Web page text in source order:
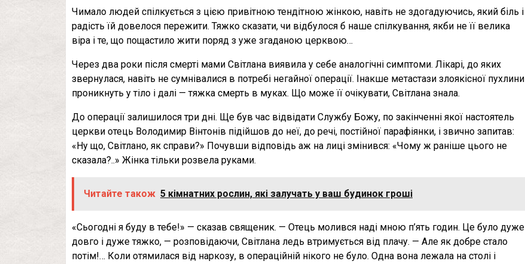
Чимало людей спілкується з цією привітною тендітною жінкою, навіть не здогадуючись, який біль і
радість їй довелося пережити. Тяжко сказати, чи відбулося б наше спілкування, якби не її велика
віра і те, що пощастило жити поряд з уже згаданою церквою…
Через два роки після смерті мами Світлана виявила у себе аналогічні симптоми. Лікарі, до яких
звернулася, навіть не сумнівалися в потребі негайної операції. Інакше метастази злоякісної пухлини
проникнуть у тіло і далі — тяжка смерть в муках. Що може її очікувати, Світлана знала.
До операції залишилося три дні. Ще був час відвідати Службу Божу, по закінченні якої настоятель
церкви отець Володимир Вінтонів підійшов до неї, до речі, постійної парафіянки, і звично запитав:
«Ну що, Світлано, як справи?» Почувши відповідь аж на лиці змінився: «Чому ж раніше цього не
сказала?..» Жінка тільки розвела руками.
Читайте також 5 кімнатних рослин, які залучать у ваш будинок гроші
«Сьогодні я буду в тебе!» — сказав священик. — Отець молився наді мною п’ять годин. Це було дуже
довго і дуже тяжко, — розповідаючи, Світлана ледь втримується від плачу. — Але як добре стало
потім!… Коли отямилася від наркозу, в операційній нікого не було. Одна вона лежала на столі і